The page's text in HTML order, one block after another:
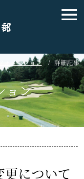
ォメーション 詳細記事
ョン
について